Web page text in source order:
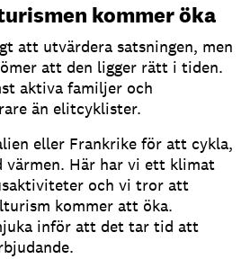
kommer öka
att utvärdera satsningen, men
att den ligger rätt i tiden.
aktiva familjer och
än elitcyklister.
eller Frankrike för att cykla,
värmen. Här har vi ett klimat
och vi tror att
kommer att öka.
inför att det tar tid att